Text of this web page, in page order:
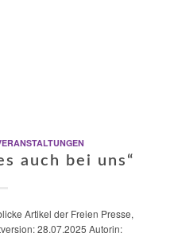
auch bei uns“
Artikel der Freien Presse,
28.07.2025 Autorin: